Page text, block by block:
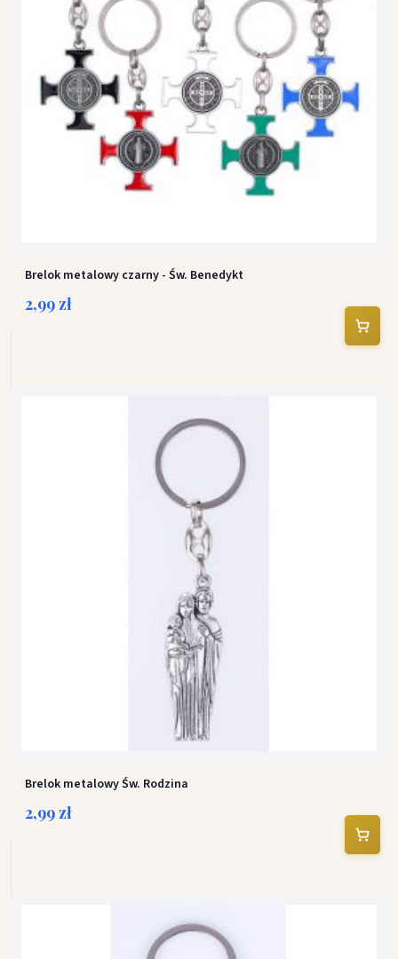
Brelok metalowy czarny - Św. Benedykt
2,99 zł
Brelok metalowy Św. Rodzina
2,99 zł